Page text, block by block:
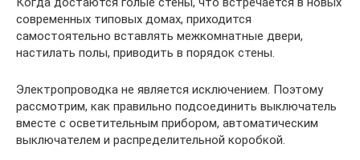
современных типовых домах, приходится
самостоятельно вставлять межкомнатные двери,
настилать полы, приводить в порядок стены.
Электропроводка не является исключением. Поэтому
рассмотрим, как правильно подсоединить выключатель
вместе с осветительным прибором, автоматическим
выключателем и распределительной коробкой.